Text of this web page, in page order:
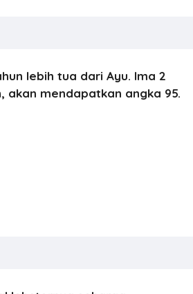
lebih tua dari Ayu. Ima 2
akan mendapatkan angka 95.